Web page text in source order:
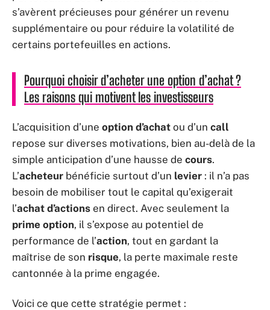
s’avèrent précieuses pour générer un revenu
supplémentaire ou pour réduire la volatilité de
certains portefeuilles en actions.
Pourquoi choisir d’acheter une option d’achat ?
Les raisons qui motivent les investisseurs
L’acquisition d’une option d’achat ou d’un call
repose sur diverses motivations, bien au-delà de la
simple anticipation d’une hausse de cours.
L’acheteur bénéficie surtout d’un levier : il n’a pas
besoin de mobiliser tout le capital qu’exigerait
l’achat d’actions en direct. Avec seulement la
prime option, il s’expose au potentiel de
performance de l’action, tout en gardant la
maîtrise de son risque, la perte maximale reste
cantonnée à la prime engagée.
Voici ce que cette stratégie permet :